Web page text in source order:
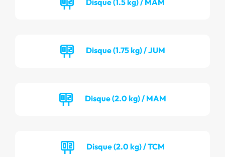
Disque (1.75 kg) / JUM
Disque (2.0 kg) / MAM
Disque (2.0 kg) / TCM